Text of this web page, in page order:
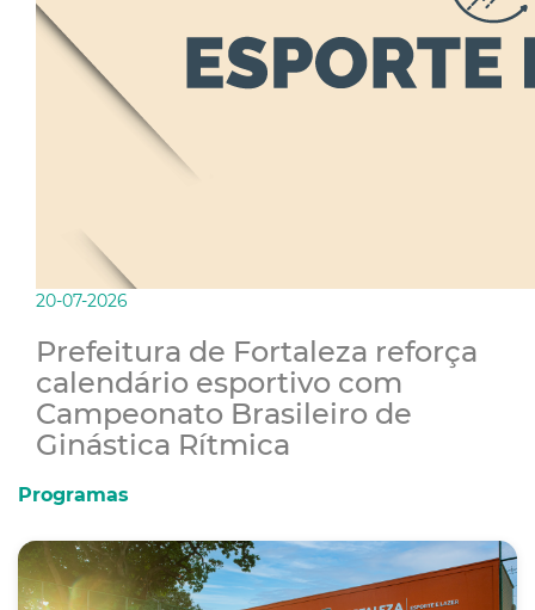
20-07-2026
Prefeitura de Fortaleza reforça
calendário esportivo com
Campeonato Brasileiro de
Ginástica Rítmica
Programas